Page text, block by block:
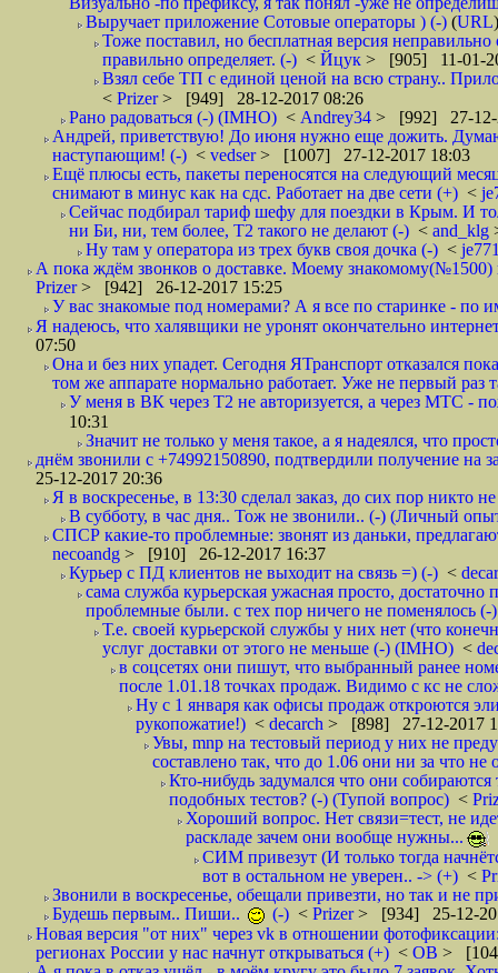
Выручает приложение Сотовые операторы ) (-) (URL
Тоже поставил, но бесплатная версия
правильно определяет. (-) < Йцук > [905] 11-01-
Взял себе ТП с единой ценой на всю страну..
< Prizer> [949] 28-12-2017 08:26
Рано радоваться (-) (IMHO) < Andrey34 > [992] 27-12-
Андрей, приветствую! До июня нужно еще дожить.
наступающим! (-) < vedser> [1007] 27-12-2017 18:03
Ещё плюсы есть, пакеты переносятся на следующий
снимают в минус как на сдс. Работает на две сети (+) <
Сейчас подбирал тариф шефу для поездки в Крым. И
ни Би, ни, тем более, Т2 такого не делают (-) < and_klg
Ну там у оператора из трех букв своя дочка (-) <
А пока ждём звонков о доставке. Моему знакомому(№1500)
Prizer> [942] 26-12-2017 15:25
У вас знакомые под номерами? А я все по старинке - по
Я надеюсь, что халявщики не уронят окончательно
07:50
Она и без них упадет. Сегодня ЯТранспорт отказался
том же аппарате нормально работает. Уже не первый раз
У меня в ВК через Т2 не авторизуется, а через МТС -
10:31
Значит не только у меня такое, а я надеялся, что
днём звонили с +74992150890, подтвердили получение на
25-12-2017 20:36
Я в воскресенье, в 13:30 сделал заказ, до сих пор никто
В субботу, в час дня.. Тож не звонили.. (-) (Личный
СПСР какие-то проблемные: звонят из даньки,
necoandg > [910] 26-12-2017 16:37
Курьер с ПД клиентов не выходит на связь =) (-) <
сама служба курьерская ужасная просто,
проблемные были. с тех пор ничего не поменялось (-)
Т.е. своей курьерской службы у них нет (что
услуг доставки от этого не меньше (-) (IMHO) <
в соцсетях они пишут, что выбранный ранее
после 1.01.18 точках продаж. Видимо с кс не
Ну с 1 января как офисы продаж откроются
рукопожатие!) < decarch > [898] 27-12-2017
Увы, mnp на тестовый период у них не
составлено так, что до 1.06 они ни за что не
Кто-нибудь задумался что они
подобных тестов? (-) (Тупой вопрос) <
Хороший вопрос. Нет связи=тест, не
раскладе зачем они вообще нужны...
СИМ привезут (И только тогда
вот в остальном не уверен.. -> (+) <
Звонили в воскресенье, обещали привезти, но так и не
Будешь первым.. Пиши..
(-) < Prizer> [934] 25-12-
Новая версия "от них" через vk в отношении
регионах России у нас начнут открываться (+) < ОВ >